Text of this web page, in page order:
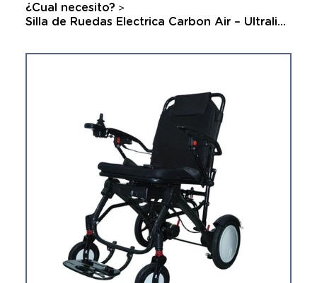
¿Cual necesito? >
Silla de Ruedas Electrica Carbon Air – Ultraligera de Fibra de Carbono